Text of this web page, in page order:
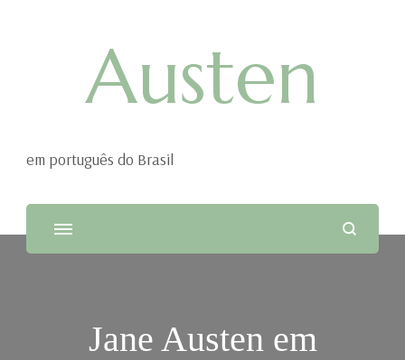
Austen
em português do Brasil
Jane Austen em